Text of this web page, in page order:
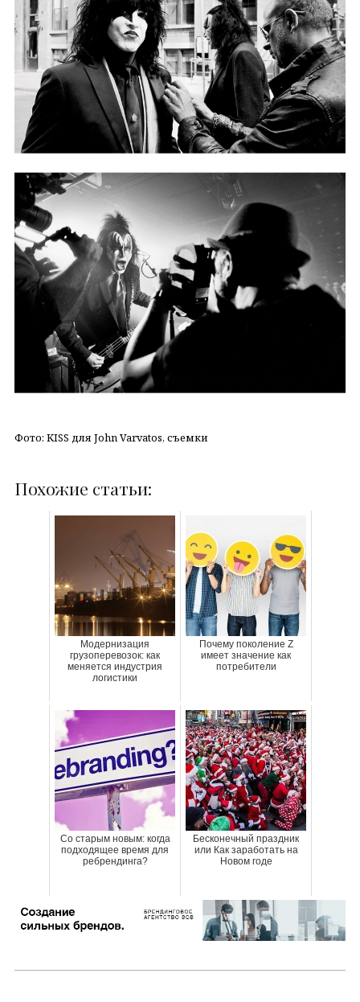
Фото: KISS для John Varvatos, съемки
Похожие статьи:
Модернизация
грузоперевозок: как
меняется индустрия
логистики
Почему поколение Z
имеет значение как
потребители
Со старым новым: когда
подходящее время для
ребрендинга?
Бесконечный праздник
или Как заработать на
Новом годе